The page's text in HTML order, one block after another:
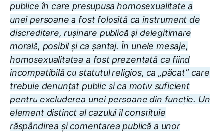
publice în care presupusa homosexualitate a
unei persoane a fost folosită ca instrument de
discreditare, rușinare publică și delegitimare
morală, posibil și ca șantaj. În unele mesaje,
homosexualitatea a fost prezentată ca fiind
incompatibilă cu statutul religios, ca „păcat” care
trebuie denunțat public și ca motiv suficient
pentru excluderea unei persoane din funcție. Un
element distinct al cazului îl constituie
răspândirea și comentarea publică a unor